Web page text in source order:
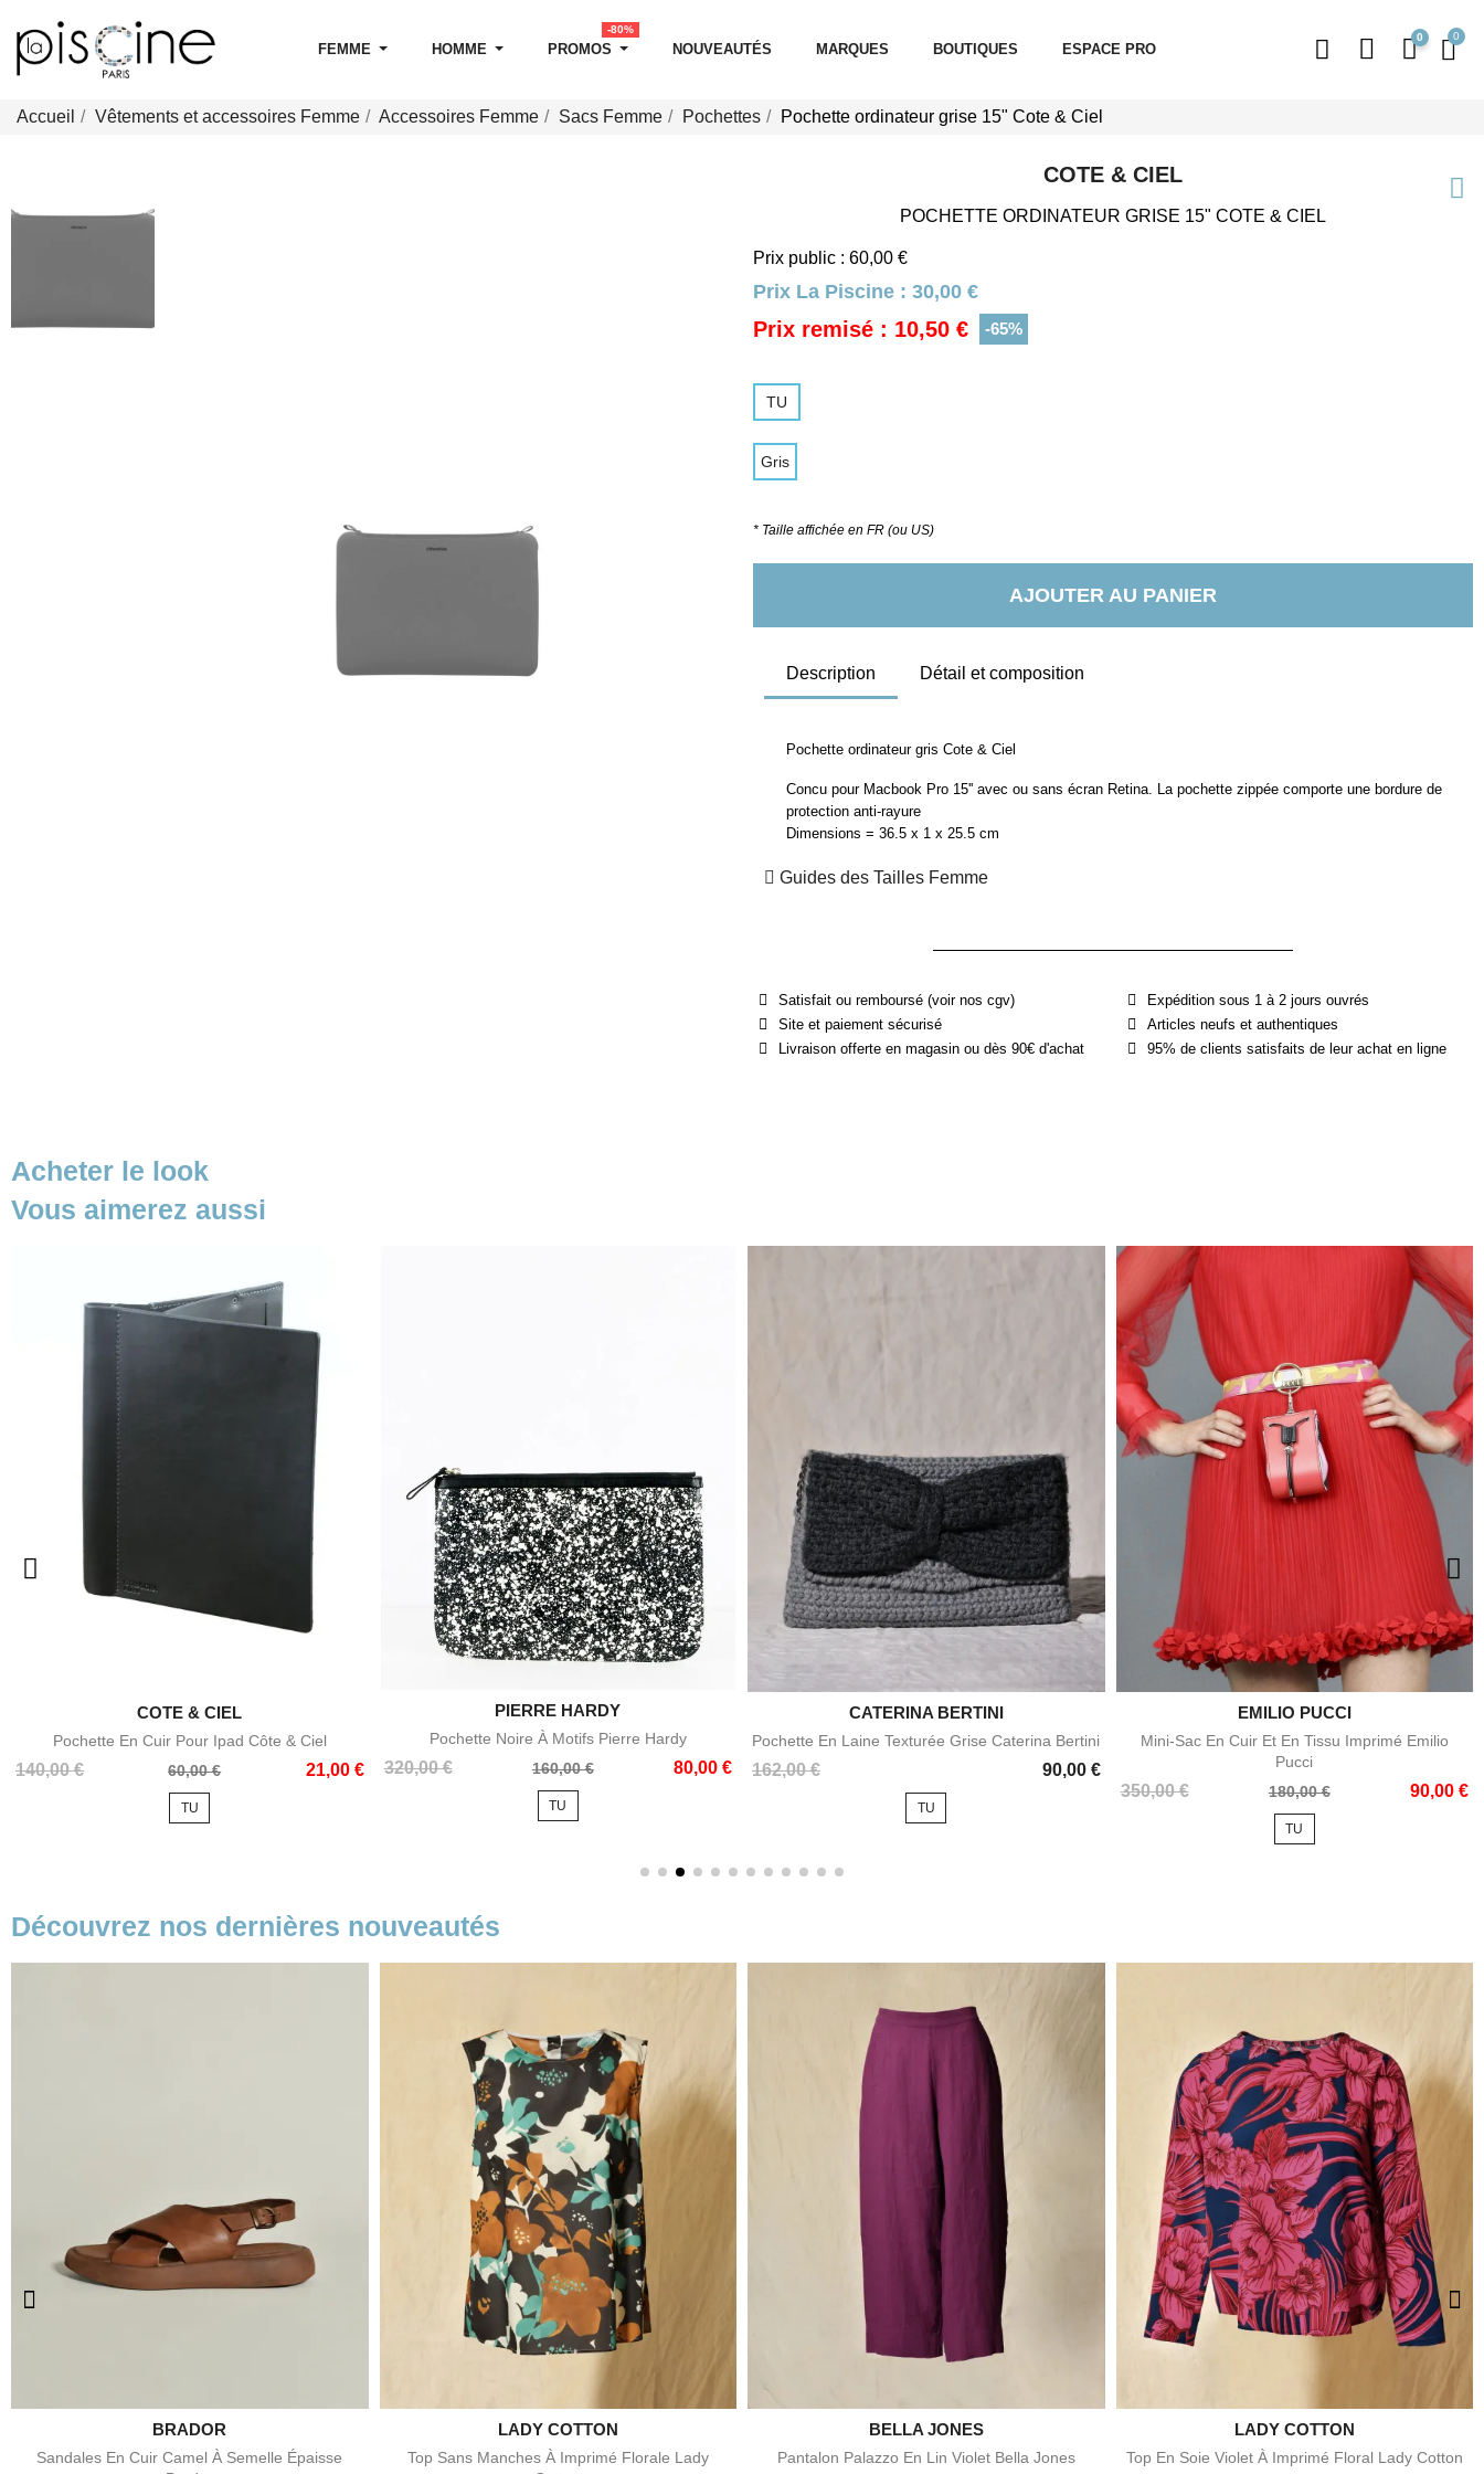
FEMME HOMME PROMOS
-80%
NOUVEAUTÉS MARQUES BOUTIQUES ESPACE PRO
0
Accueil Vêtements et accessoires Femme Accessoires Femme Sacs Femme Pochettes Pochette ordinateur grise 15" Cote & Ciel
COTE & CIEL
POCHETTE ORDINATEUR GRISE 15" COTE & CIEL
Prix public : 60,00 €
Prix La Piscine : 30,00 €
Prix remisé : 10,50 € -65%
TU
Gris
* Taille affichée en FR (ou US)
AJOUTER AU PANIER
Description Détail et composition
Pochette ordinateur gris Cote & Ciel
Concu pour Macbook Pro 15'' avec ou sans écran Retina. La pochette zippée comporte une bordure de
protection anti-rayure
Dimensions = 36.5 x 1 x 25.5 cm
Guides des Tailles Femme
Satisfait ou remboursé (voir nos cgv)
Site et paiement sécurisé
Livraison offerte en magasin ou dès 90€ d'achat
Expédition sous 1 à 2 jours ouvrés
Articles neufs et authentiques
95% de clients satisfaits de leur achat en ligne
Acheter le look
Vous aimerez aussi
Aperçu rapide
COTE & CIEL
Pochette En Cuir Pour Ipad Côte & Ciel
140,00 €
Prix
60,00 € 21,00 €
Prix
TU
Aperçu rapide
PIERRE HARDY
Pochette Noire À Motifs Pierre Hardy
320,00 €
Prix
160,00 € 80,00 €
Prix
TU
Aperçu rapide
CATERINA BERTINI
Pochette En Laine Texturée Grise Caterina Bertini
162,00 € 90,00 €
Prix
TU
Aperçu rapide
EMILIO PUCCI
Mini-Sac En Cuir Et En Tissu Imprimé Emilio
Pucci
350,00 €
Prix
180,00 € 90,00 €
Prix
TU
Découvrez nos dernières nouveautés
Aperçu rapide
BRADOR
Sandales En Cuir Camel À Semelle Épaisse
Aperçu rapide
LADY COTTON
Top Sans Manches À Imprimé Florale Lady
Aperçu rapide
BELLA JONES
Pantalon Palazzo En Lin Violet Bella Jones
Aperçu rapide
LADY COTTON
Top En Soie Violet À Imprimé Floral Lady Cotton